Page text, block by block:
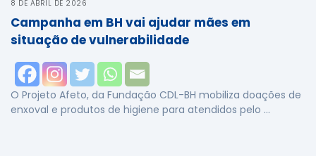
8 DE ABRIL DE 2026
Campanha em BH vai ajudar mães em
situação de vulnerabilidade
O Projeto Afeto, da Fundação CDL-BH mobiliza doações de
enxoval e produtos de higiene para atendidos pelo …